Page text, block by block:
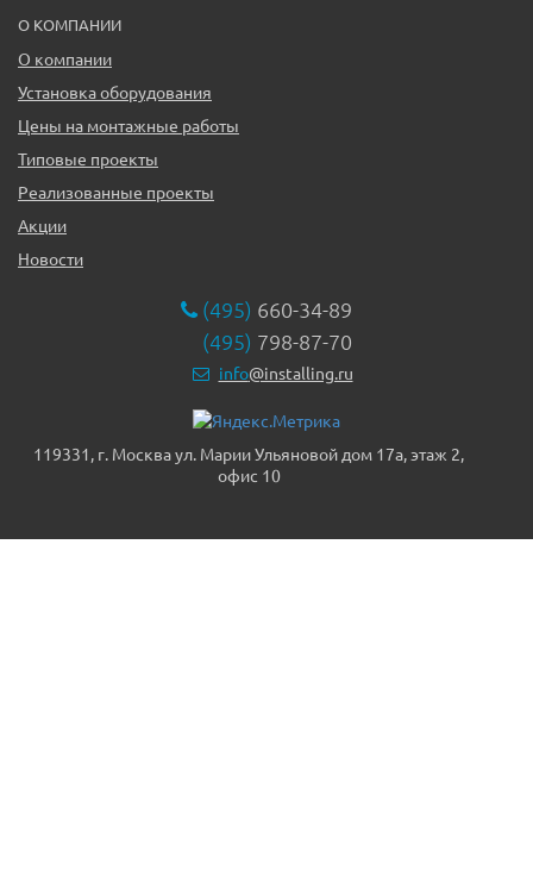
О КОМПАНИИ
О компании
Установка оборудования
Цены на монтажные работы
Типовые проекты
Реализованные проекты
Акции
Новости
(495) 660-34-89
(495) 798-87-70
info@installing.ru
119331, г. Москва ул. Марии Ульяновой дом 17а, этаж 2,
офис 10